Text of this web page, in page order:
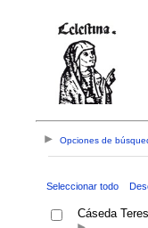
Opciones de
Seleccionar todo
Cáseda